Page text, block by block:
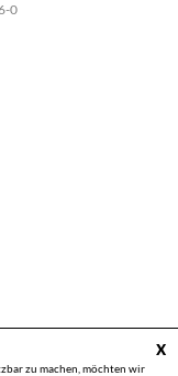
X
zu machen, möchten wir
0